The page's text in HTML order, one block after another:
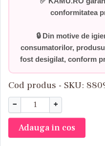
conformitatea
🔒 Din motive de
consumatorilor,
fost desigilat, conform
Cod produs - SKU
− +
Adauga in cos